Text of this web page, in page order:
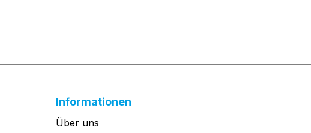
Informationen
Über uns